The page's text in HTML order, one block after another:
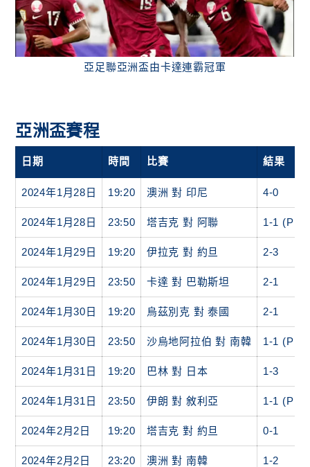
亞足聯亞洲盃由卡達連霸冠軍
亞洲盃賽程
日期 時間 比賽 結果
2024年1月28日 19:20 澳洲 對 印尼 4-0
2024年1月28日 23:50 塔吉克 對 阿聯 1-1 (PK
2024年1月29日 19:20 伊拉克 對 約旦 2-3
2024年1月29日 23:50 卡達 對 巴勒斯坦 2-1
2024年1月30日 19:20 烏茲別克 對 泰國 2-1
2024年1月30日 23:50 沙烏地阿拉伯 對 南韓 1-1 (PK
2024年1月31日 19:20 巴林 對 日本 1-3
2024年1月31日 23:50 伊朗 對 敘利亞 1-1 (PK
2024年2月2日 19:20 塔吉克 對 約旦 0-1
2024年2月2日 23:20 澳洲 對 南韓 1-2